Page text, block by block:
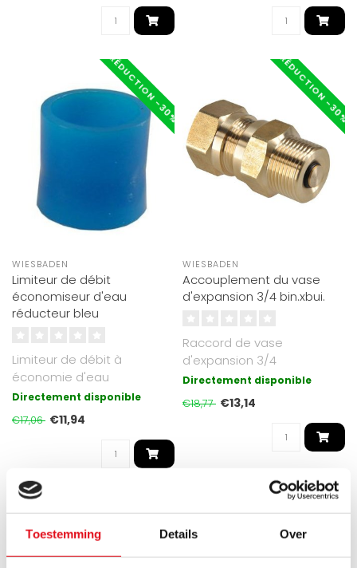
Toestemming Details Over
RÉDUCTION -30%
WIESBADEN
Limiteur de débit
économiseur d'eau
réducteur bleu
Limiteur de débit à
économie d'eau
Directement disponible
€17,06 €11,94
RÉDUCTION -30%
WIESBADEN
Accouplement du vase
d'expansion 3/4 bin.xbui.
Raccord de vase
d'expansion 3/4
poucebin.xbui.
Directement disponible
€18,77 €13,14
RÉDUCTION -30% RÉDUCTION -30%